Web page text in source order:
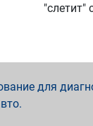
"слетит"
для